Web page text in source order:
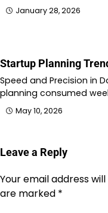
January 28, 2026
Startup Planning
Speed and Precision in
planning consumed
May 10, 2026
Leave a Reply
Your email address
are marked *